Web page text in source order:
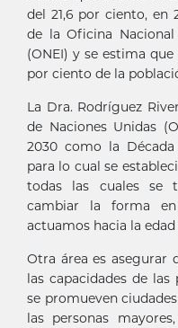
del 21,6 por ciento, en
de la Oficina
(ONEI) y se estima
por ciento de la
La Dra. Rodríguez
de Naciones Unidas
2030 como la Década
para lo cual se
todas las cuales se
cambiar la forma
actuamos hacia la
Otra área es asegurar
las capacidades de
se promueven
las personas